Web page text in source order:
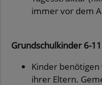
immer vor dem
Grundschulkinder 6-
Kinder
ihrer Eltern.